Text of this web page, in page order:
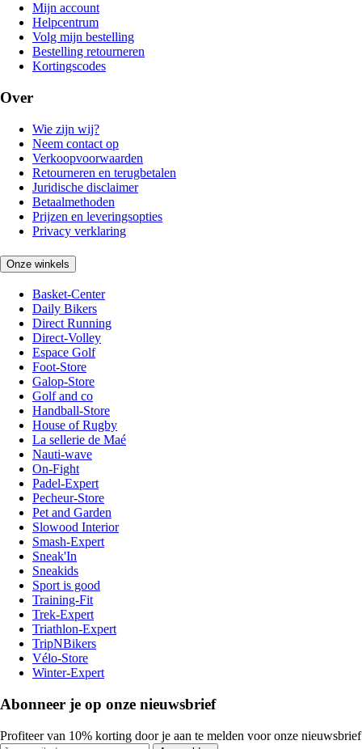
Mijn account
Helpcentrum
Volg mijn bestelling
Bestelling retourneren
Kortingscodes
Over
Wie zijn wij?
Neem contact op
Verkoopvoorwaarden
Retourneren en terugbetalen
Juridische disclaimer
Betaalmethoden
Prijzen en leveringsopties
Privacy verklaring
Onze winkels
Basket-Center
Daily Bikers
Direct Running
Direct-Volley
Espace Golf
Foot-Store
Galop-Store
Golf and co
Handball-Store
House of Rugby
La sellerie de Maé
Nauti-wave
On-Fight
Padel-Expert
Pecheur-Store
Pet and Garden
Slowood Interior
Smash-Expert
Sneak'In
Sneakids
Sport is good
Training-Fit
Trek-Expert
Triathlon-Expert
TripNBikers
Vélo-Store
Winter-Expert
Abonneer je op onze nieuwsbrief
Profiteer van 10% korting door je aan te melden voor onze nieuwsbrief